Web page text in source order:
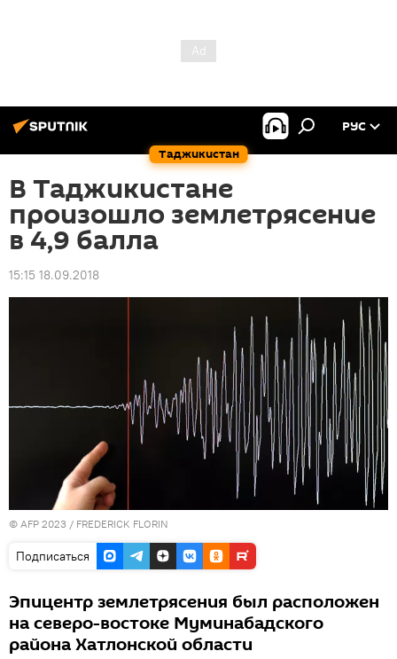
Таджикистан
РУС
В Таджикистане
произошло землетрясение
в 4,9 балла
15:15 18.09.2018
© AFP 2023 / FREDERICK FLORIN
Подписаться
Эпицентр землетрясения был расположен
на северо-востоке Муминабадского
района Хатлонской области